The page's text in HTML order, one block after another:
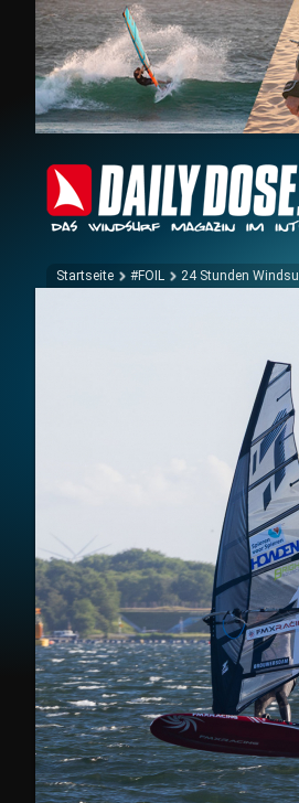
Startseite #FOIL 24 Stunden